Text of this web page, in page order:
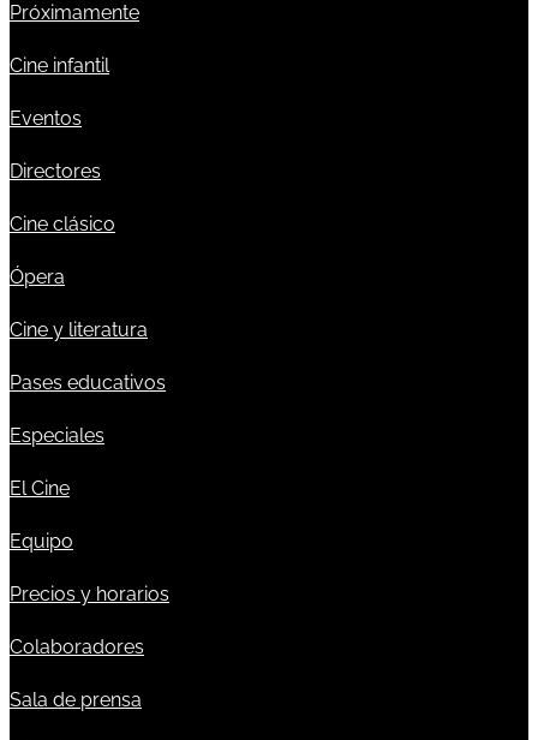
Próximamente
Cine infantil
Eventos
Directores
Cine clásico
Ópera
Cine y literatura
Pases educativos
Especiales
El Cine
Equipo
Precios y horarios
Colaboradores
Sala de prensa